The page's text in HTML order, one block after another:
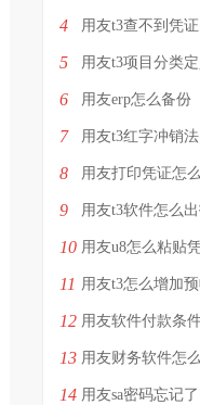
4 用友t3查不到凭证
5 用友t3项目分类定
6 用友erp怎么备份
7 用友t3红字冲销法
8 用友打印凭证怎
9 用友t3软件怎么
10 用友u8怎么粘贴
11 用友t3怎么增加
12 用友软件付款条
13 用友财务软件怎
14 用友sa密码忘记了